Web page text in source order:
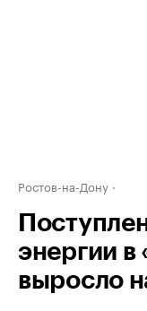
Ростов-на-Дону
энергии в
выросло